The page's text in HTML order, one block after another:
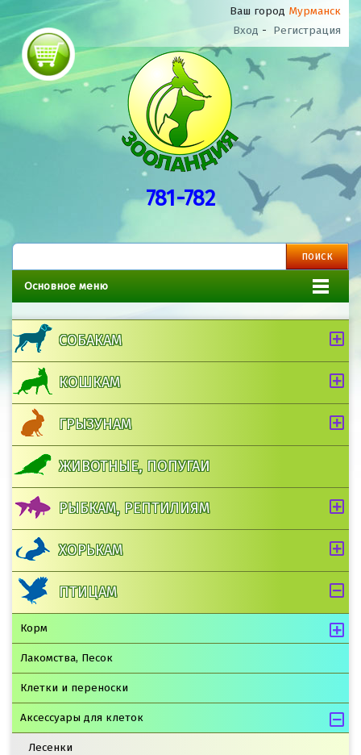
Ваш город Мурманск
Вход - Регистрация
781-782
Основное меню
СОБАКАМ
КОШКАМ
ГРЫЗУНАМ
ЖИВОТНЫЕ, ПОПУГАИ
РЫБКАМ, РЕПТИЛИЯМ
ХОРЬКАМ
ПТИЦАМ
Корм
Лакомства, Песок
Клетки и переноски
Аксессуары для клеток
Лесенки